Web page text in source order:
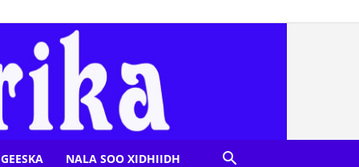
NALA SOO XIDHIIDH